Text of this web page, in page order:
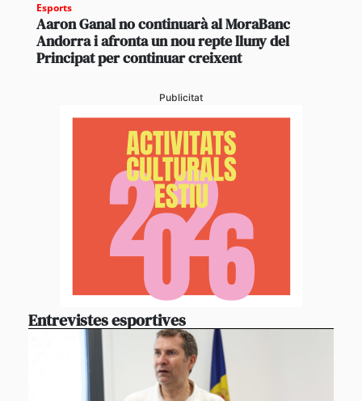
Esports
Aaron Ganal no continuarà al MoraBanc
Andorra i afronta un nou repte lluny del
Principat per continuar creixent
Publicitat
Entrevistes esportives